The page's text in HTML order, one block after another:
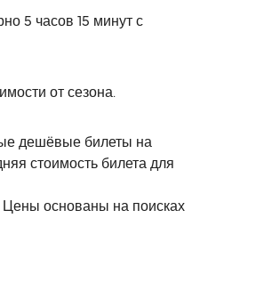
5 часов 15 минут с
от сезона.
дешёвые билеты на
стоимость билета для
Цены основаны на поисках